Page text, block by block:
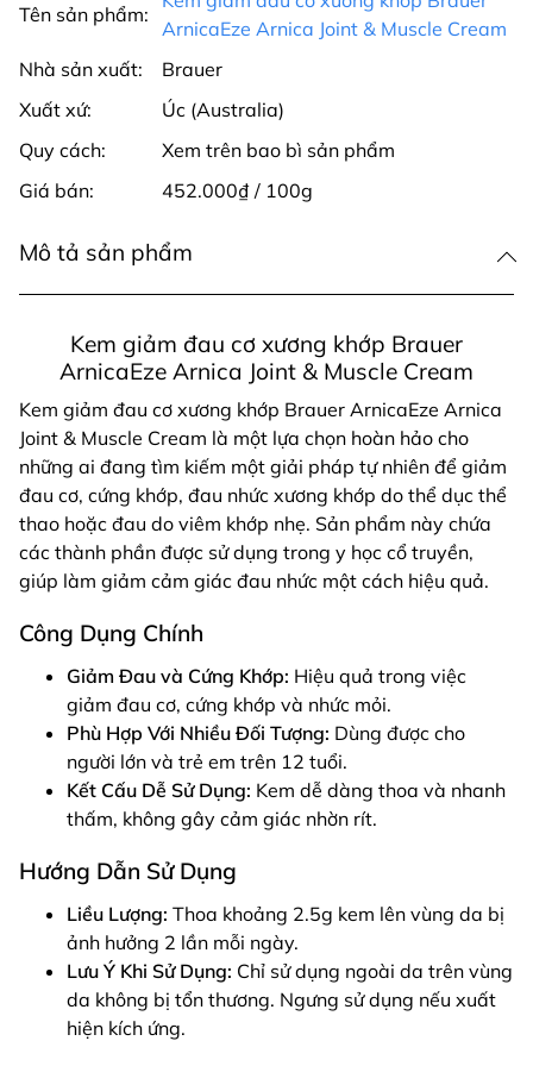
Tên sản phẩm:
ArnicaEze Arnica Joint & Muscle Cream
Nhà sản xuất:
Brauer
Xuất xứ:
Úc (Australia)
Quy cách:
Xem trên bao bì sản phẩm
Giá bán:
452.000₫ / 100g
Mô tả sản phẩm
Kem giảm đau cơ xương khớp Brauer
ArnicaEze Arnica Joint & Muscle Cream
Kem giảm đau cơ xương khớp Brauer ArnicaEze Arnica
Joint & Muscle Cream là một lựa chọn hoàn hảo cho
những ai đang tìm kiếm một giải pháp tự nhiên để giảm
đau cơ, cứng khớp, đau nhức xương khớp do thể dục thể
thao hoặc đau do viêm khớp nhẹ. Sản phẩm này chứa
các thành phần được sử dụng trong y học cổ truyền,
giúp làm giảm cảm giác đau nhức một cách hiệu quả.
Công Dụng Chính
Giảm Đau và Cứng Khớp: Hiệu quả trong việc
giảm đau cơ, cứng khớp và nhức mỏi.
Phù Hợp Với Nhiều Đối Tượng: Dùng được cho
người lớn và trẻ em trên 12 tuổi.
Kết Cấu Dễ Sử Dụng: Kem dễ dàng thoa và nhanh
thấm, không gây cảm giác nhờn rít.
Hướng Dẫn Sử Dụng
Liều Lượng: Thoa khoảng 2.5g kem lên vùng da bị
ảnh hưởng 2 lần mỗi ngày.
Lưu Ý Khi Sử Dụng: Chỉ sử dụng ngoài da trên vùng
da không bị tổn thương. Ngưng sử dụng nếu xuất
hiện kích ứng.